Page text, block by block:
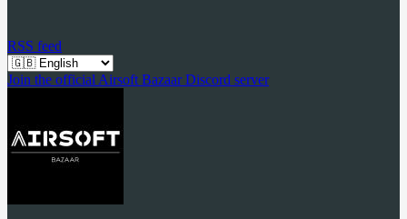
RSS feed
Join the official Airsoft Bazaar Discord server